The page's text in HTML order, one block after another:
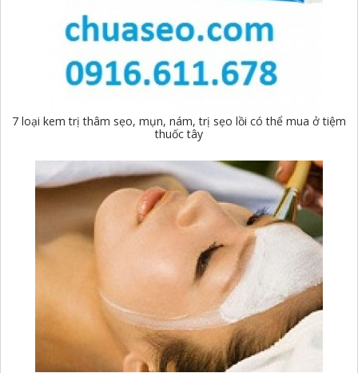
7 loại kem trị thâm sẹo, mụn, nám, trị sẹo lồi có thể mua ở tiệm
thuốc tây